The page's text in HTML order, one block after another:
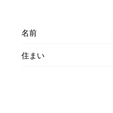
名前
住まい